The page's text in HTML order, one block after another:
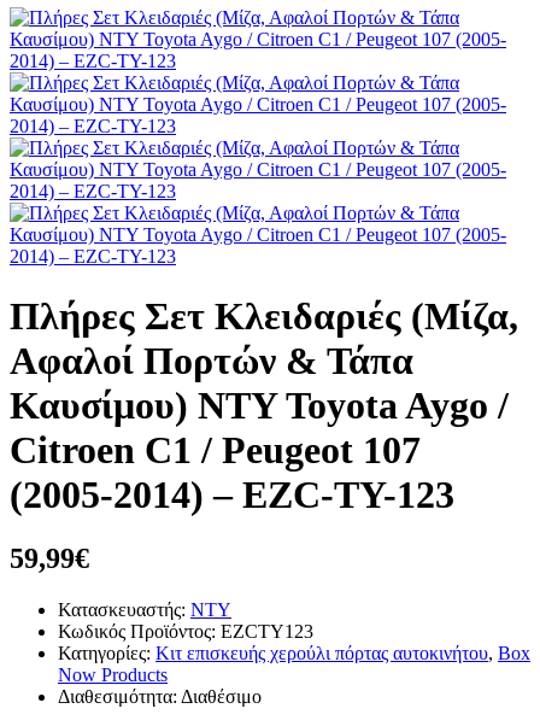
Πλήρες Σετ Κλειδαριές (Μίζα,
Αφαλοί Πορτών & Τάπα
Καυσίμου) NTY Toyota Aygo /
Citroen C1 / Peugeot 107
(2005-2014) – EZC-TY-123
59,99€
Κατασκευαστής: NTY
Κωδικός Προϊόντος: EZCTY123
Κατηγορίες: Κιτ επισκευής χερούλι πόρτας αυτοκινήτου, Box
Now Products
Διαθεσιμότητα: Διαθέσιμο